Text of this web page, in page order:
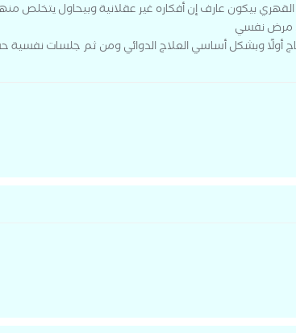
عارف إن أفكاره غير عقلانية وبيحاول يتخلص
مرض نفسي
أولًا وبشكل أساسي العلاج الدوائي ومن ثم جلسات